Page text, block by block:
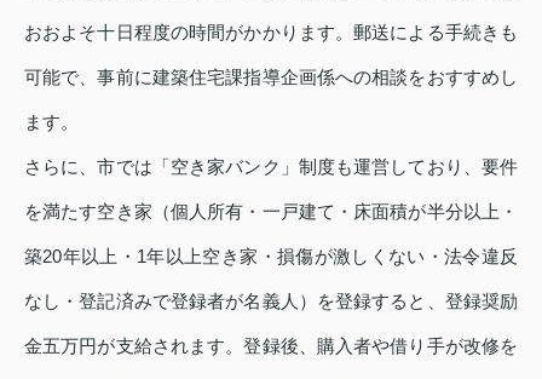
おおよそ十日程度の時間がかかります。郵送による手続きも
可能で、事前に建築住宅課指導企画係への相談をおすすめし
ます。
さらに、市では「空き家バンク」制度も運営しており、要件
を満たす空き家（個人所有・一戸建て・床面積が半分以上・
築20年以上・1年以上空き家・損傷が激しくない・法令違反
なし・登記済みで登録者が名義人）を登録すると、登録奨励
金五万円が支給されます。登録後、購入者や借り手が改修を